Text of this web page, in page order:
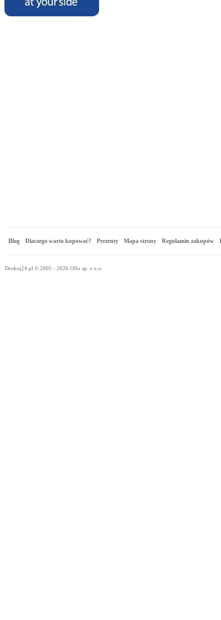
Blog Dlaczego warto kupować? Prezenty Mapa strony Regulamin zakupów
Drukuj24.pl © 2005 - 2026 Oflo sp. z o.o.